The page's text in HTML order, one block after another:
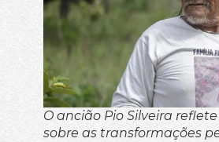
O ancião Pio Silveira
sobre as transformações